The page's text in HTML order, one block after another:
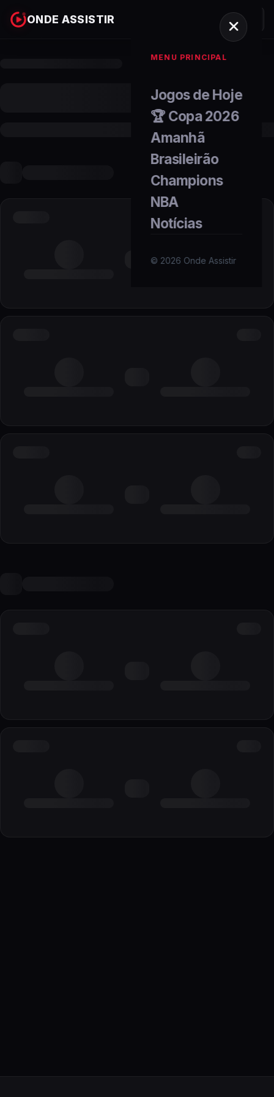
ONDE ASSISTIR
MENU PRINCIPAL
Jogos de Hoje
🏆 Copa 2026
Amanhã
Brasileirão
Champions
NBA
Notícias
© 2026 Onde Assistir